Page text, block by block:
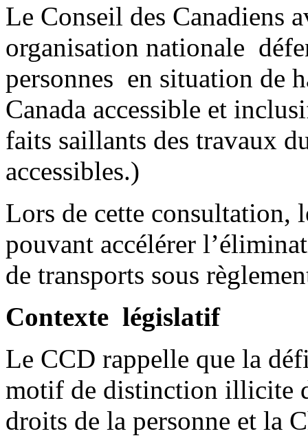
Le Conseil des Canadiens
organisation nationale
personnes en situation de
Canada accessible et
faits saillants des travaux
accessibles.)
Lors de cette consultation,
pouvant accélérer
de transports sous
Contexte législatif
Le CCD rappelle que la
motif de distinction illicite
droits de la personne et la